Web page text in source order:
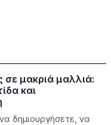
μακριά μαλλιά:
και
δημιουργήσετε, να